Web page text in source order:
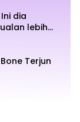
dia
lebih
Terjun